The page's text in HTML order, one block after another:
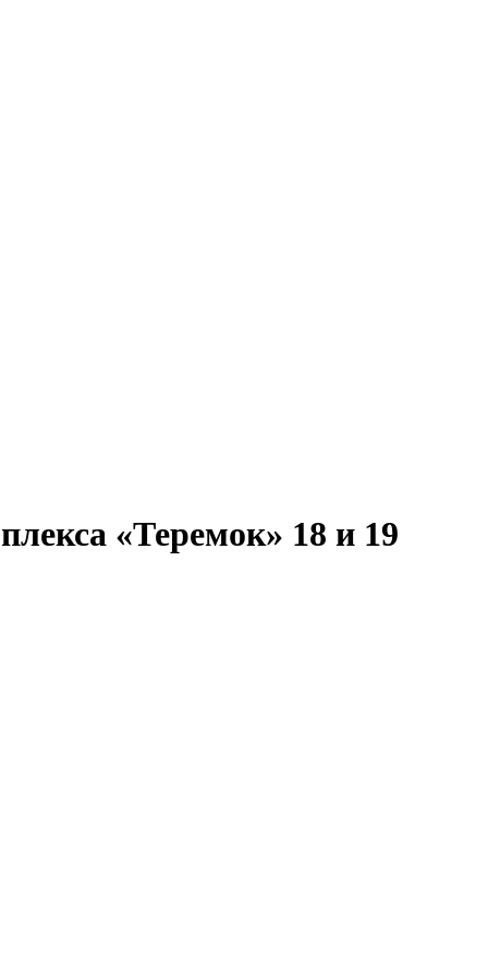
«Теремок» 18 и 19